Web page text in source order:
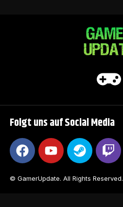
Folgt uns auf Social Media
© GamerUpdate. All Rights Reserved.